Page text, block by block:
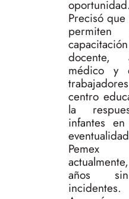
oportunidad.
Precisó que
docente,
médico y
centro
la
infantes
años
incidentes.